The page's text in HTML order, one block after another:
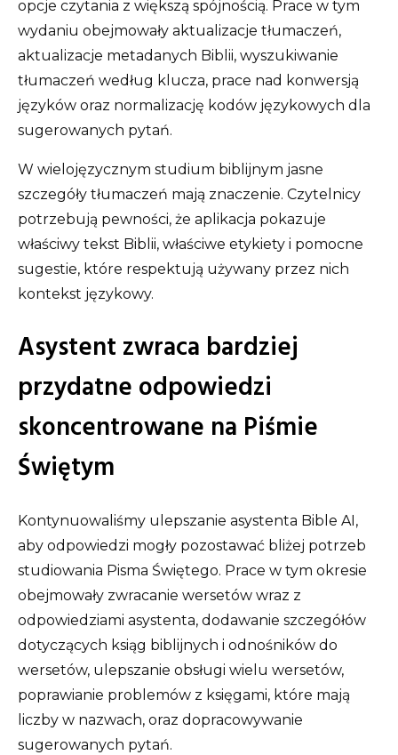
opcje czytania z większą spójnością. Prace w tym
wydaniu obejmowały aktualizacje tłumaczeń,
aktualizacje metadanych Biblii, wyszukiwanie
tłumaczeń według klucza, prace nad konwersją
języków oraz normalizację kodów językowych dla
sugerowanych pytań.
W wielojęzycznym studium biblijnym jasne
szczegóły tłumaczeń mają znaczenie. Czytelnicy
potrzebują pewności, że aplikacja pokazuje
właściwy tekst Biblii, właściwe etykiety i pomocne
sugestie, które respektują używany przez nich
kontekst językowy.
Asystent zwraca bardziej
przydatne odpowiedzi
skoncentrowane na Piśmie
Świętym
Kontynuowaliśmy ulepszanie asystenta Bible AI,
aby odpowiedzi mogły pozostawać bliżej potrzeb
studiowania Pisma Świętego. Prace w tym okresie
obejmowały zwracanie wersetów wraz z
odpowiedziami asystenta, dodawanie szczegółów
dotyczących ksiąg biblijnych i odnośników do
wersetów, ulepszanie obsługi wielu wersetów,
poprawianie problemów z księgami, które mają
liczby w nazwach, oraz dopracowywanie
sugerowanych pytań.